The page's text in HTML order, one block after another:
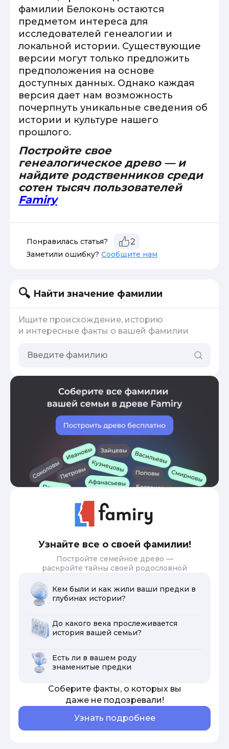
фамилии Белоконь остаются
предметом интереса для
исследователей генеалогии и
локальной истории. Существующие
версии могут только предложить
предположения на основе
доступных данных. Однако каждая
версия дает нам возможность
почерпнуть уникальные сведения об
истории и культуре нашего
прошлого.
Постройте свое
генеалогическое древо — и
найдите родственников среди
сотен тысяч пользователей
Famiry
Понравилась статья? 2
Заметили ошибку? Сообщите нам
Найти значение фамилии
Ищите происхождение, историю
и интересные факты о вашей фамилии
Узнайте все о своей фамилии!
Постройте семейное древо —
раскройте тайны своей родословной
Кем были и как жили ваши предки в
глубинах истории?
До какого века прослеживается
история вашей семьи?
Есть ли в вашем роду
знаменитые предки
Соберите факты, о которых вы
даже не подозревали!
Узнать подробнее